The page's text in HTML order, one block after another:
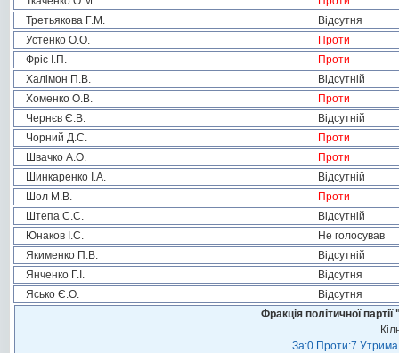
Третьякова Г.М.
Відсутня
Устенко О.О.
Проти
Фріс І.П.
Проти
Халімон П.В.
Відсутній
Хоменко О.В.
Проти
Чернєв Є.В.
Відсутній
Чорний Д.С.
Проти
Швачко А.О.
Проти
Шинкаренко І.А.
Відсутній
Шол М.В.
Проти
Штепа С.С.
Відсутній
Юнаков І.С.
Не голосував
Якименко П.В.
Відсутній
Янченко Г.І.
Відсутня
Ясько Є.О.
Відсутня
Фракція політичної
За:0 Проти:7